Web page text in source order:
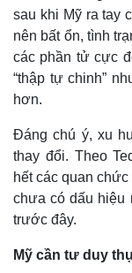
sau khi Mỹ ra tay
nên bất ổn, tình
các phần tử cực
“thập tự chinh”
hơn.
Đáng chú ý, xu
thay đổi. Theo
hết các quan
chưa có dấu hiệu
trước đây.
Mỹ cần tư duy